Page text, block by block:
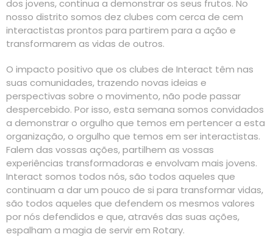
dos jovens, continua a demonstrar os seus frutos. No
nosso distrito somos dez clubes com cerca de cem
interactistas prontos para partirem para a ação e
transformarem as vidas de outros.
O impacto positivo que os clubes de Interact têm nas
suas comunidades, trazendo novas ideias e
perspectivas sobre o movimento, não pode passar
despercebido. Por isso, esta semana somos convidados
a demonstrar o orgulho que temos em pertencer a esta
organização, o orgulho que temos em ser interactistas.
Falem das vossas ações, partilhem as vossas
experiências transformadoras e envolvam mais jovens.
Interact somos todos nós, são todos aqueles que
continuam a dar um pouco de si para transformar vidas,
são todos aqueles que defendem os mesmos valores
por nós defendidos e que, através das suas ações,
espalham a magia de servir em Rotary.